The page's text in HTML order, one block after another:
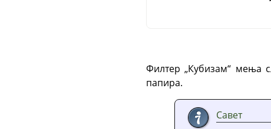
Филтер „Кубизам“ мења
папира.
Савет